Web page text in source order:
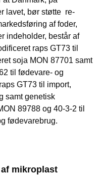
lavet, bør støtte  re-
af foder,
indeholder, består af
raps GT73 til
soja MON 87701 samt
til fødevare- og
GT73 til import,
samt genetisk
89788 og 40-3-2 til
fødevarebrug.
mikroplast